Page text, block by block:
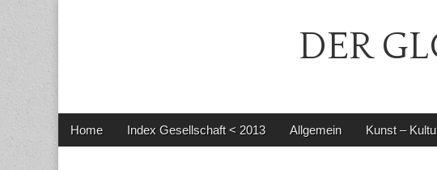
DER
Main
Skip
Home Index Gesellschaft < 2013 Allgemein Kunst –